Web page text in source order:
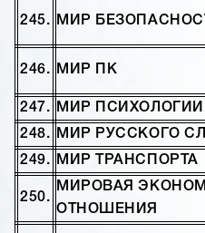
245. МИР
246. МИР ПК
247. МИР ПСИХОЛОГИИ
248. МИР РУССКОГО
249. МИР ТРАНСПОРТА
250.
МИРОВАЯ
ОТНОШЕНИЯ